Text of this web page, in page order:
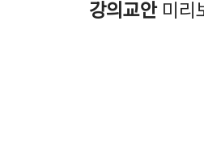
강의교안 미리